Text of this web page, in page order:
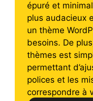
épuré et
plus audacieux
un thème
besoins. De
thèmes est
permettant
polices et les
correspondre à